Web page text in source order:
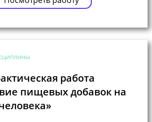
работа
пищевых добавок на